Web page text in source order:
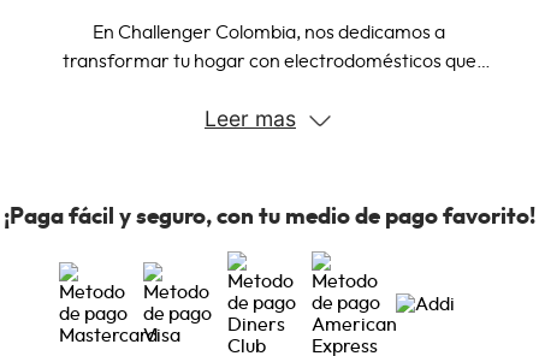
En Challenger Colombia, nos dedicamos a
transformar tu hogar con electrodomésticos que
gama de productos está diseñada para satisfacer
Leer mas
¡Paga fácil y seguro, con tu medio de pago favorito!